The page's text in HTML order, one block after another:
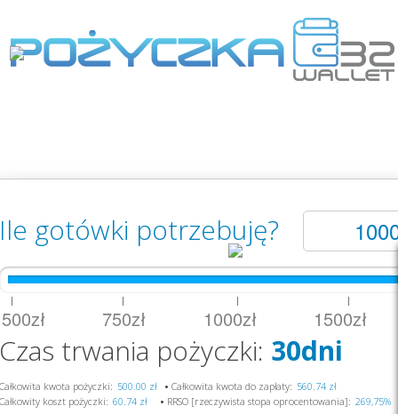
Ile gotówki potrzebuję?
| | | |
500zł 750zł 1000zł 1500zł
Czas trwania pożyczki: 30dni
Całkowita kwota pożyczki: • Całkowita kwota do zapłaty:
Całkowity koszt pożyczki:
• RRSO [rzeczywista stopa oprocentowania]: